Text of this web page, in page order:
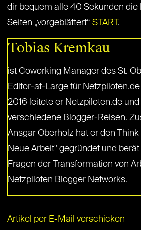
dir bequem alle 40 Sekunden die
Seiten „vorgeblättert“ START.
Tobias Kremkau
ist Coworking Manager des St.
Editor-at-Large für
2016 leitete er Netzpiloten.de
verschiedene Blogger-Reisen.
Ansgar Oberholz hat er den
Neue Arbeit" gegründet und
Fragen der Transformation von
Netzpiloten Blogger Networks.
Artikel per E-Mail verschicken